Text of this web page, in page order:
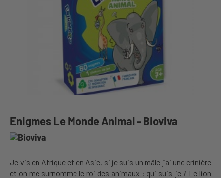
Enigmes Le Monde Animal - Bioviva
Je vis en Afrique et en Asie, si je suis un mâle j’ai une crinière
et on me surnomme le roi des animaux : qui suis-je ? Le lion